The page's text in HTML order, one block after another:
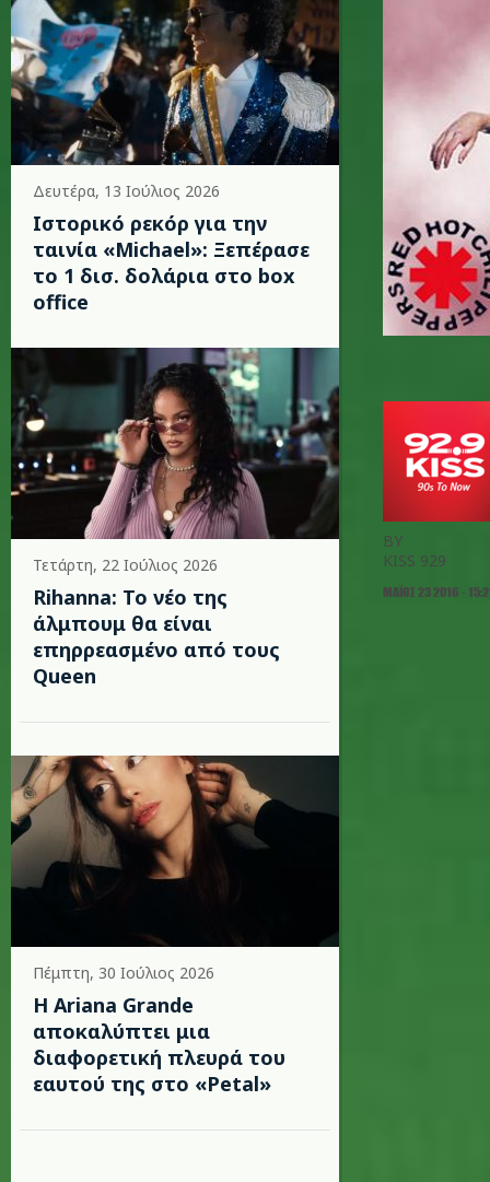
Δευτέρα, 13 Ιούλιος 2026
Ιστορικό ρεκόρ για την
ταινία «Michael»: Ξεπέρασε
το 1 δισ. δολάρια στο box
office
Τετάρτη, 22 Ιούλιος 2026
Rihanna: Το νέο της
άλμπουμ θα είναι
επηρρεασμένο από τους
Queen
Πέμπτη, 30 Ιούλιος 2026
Η Ariana Grande
αποκαλύπτει μια
διαφορετική πλευρά του
εαυτού της στο «Petal»
BY
KISS 929
ΜΆΙΟΣ 23 2016 -